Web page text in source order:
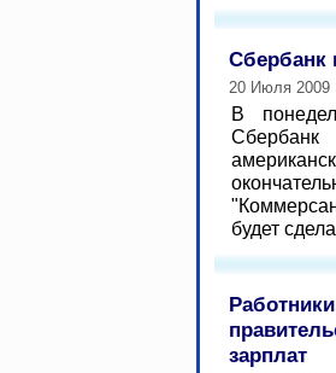
Сбербанк
20 Июля 2009
В
будет
зарплат